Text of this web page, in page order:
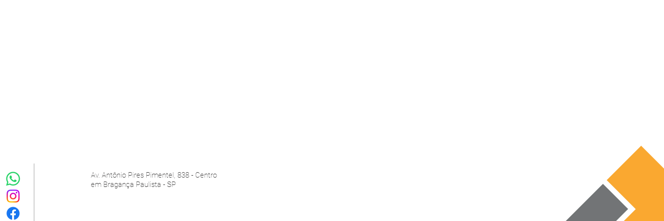
Av. Antônio Pires Pimentel, 838 - Centro
em Bragança Paulista - SP